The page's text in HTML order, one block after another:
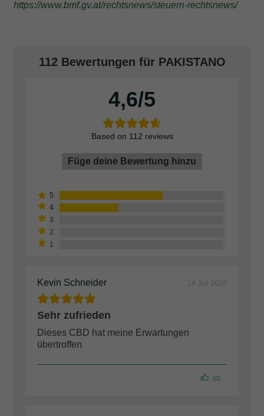
https://www.bmf.gv.at/rechtsnews/steuern-rechtsnews/
112 Bewertungen für PAKISTANO
4,6
Based on 112 reviews
Füge deine Bewertung hinzu
Kevin Schneider 14 Juli 2026
Sehr zufrieden
Dieses CBD hat meine Erwartungen
übertroffen
(0)